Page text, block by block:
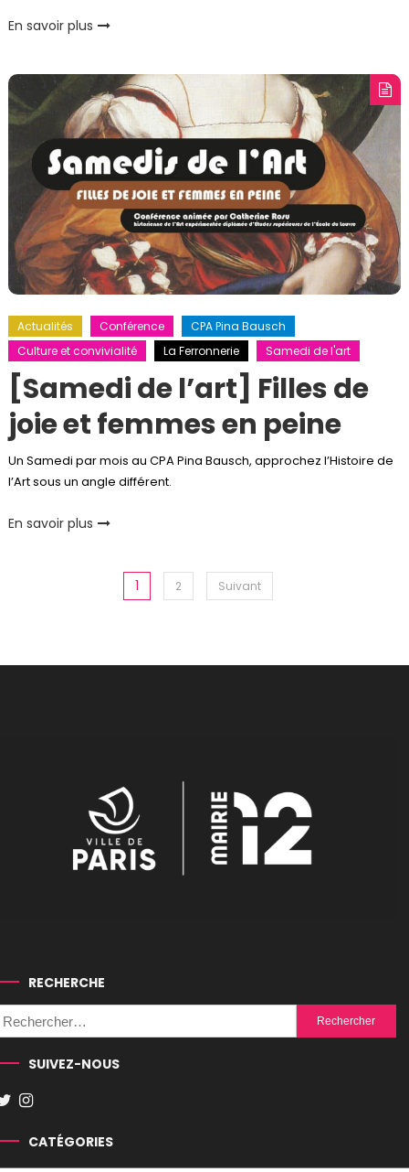
En savoir plus
Actualités Conférence
CPA Pina Bausch
Culture et convivialité
La Ferronnerie Samedi de l'art
[Samedi de l’art] Filles de
joie et femmes en peine
Un Samedi par mois au CPA Pina Bausch, approchez l’Histoire de
l’Art sous un angle différent.
En savoir plus
1 2 Suivant
RECHERCHE
Rechercher :
SUIVEZ-NOUS
CATÉGORIES